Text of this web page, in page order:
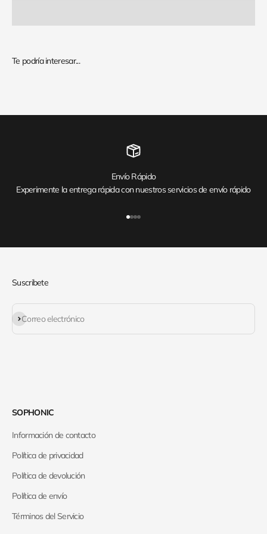
Envío Rápido
Experimente la entrega rápida con nuestros servicios de envío rápido
Suscribete
Correo electrónico
Suscribirse
SOPHONIC
Información de contacto
Política de privacidad
Política de devolución
Política de envío
Términos del Servicio